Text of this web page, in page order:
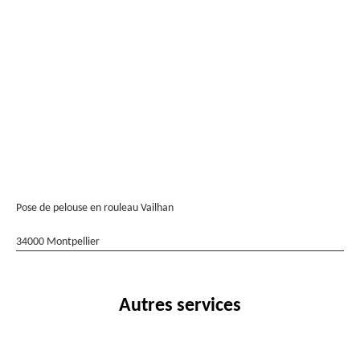
Pose de pelouse en rouleau Vailhan
34000 Montpellier
Autres services